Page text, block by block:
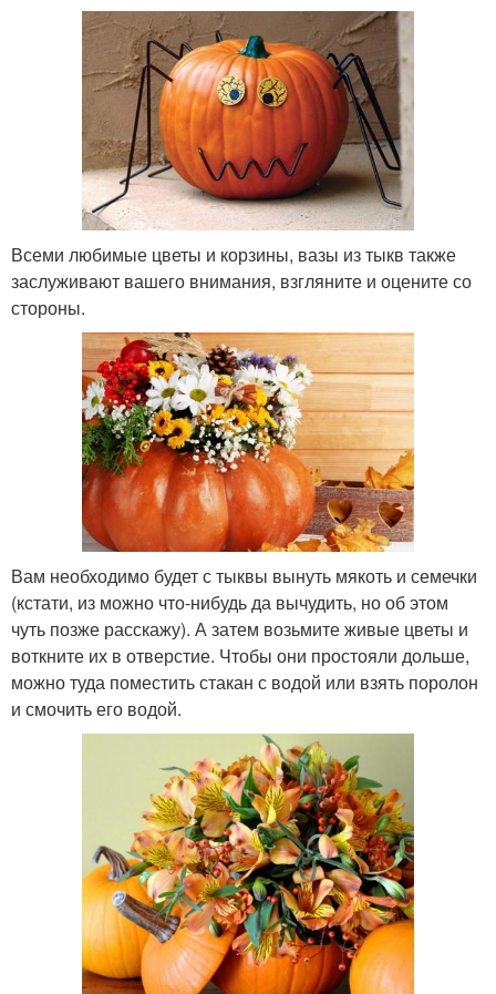
Всеми любимые цветы и корзины, вазы из тыкв также
заслуживают вашего внимания, взгляните и оцените со
стороны.
Вам необходимо будет с тыквы вынуть мякоть и семечки
(кстати, из можно что-нибудь да вычудить, но об этом
чуть позже расскажу). А затем возьмите живые цветы и
воткните их в отверстие. Чтобы они простояли дольше,
можно туда поместить стакан с водой или взять поролон
и смочить его водой.